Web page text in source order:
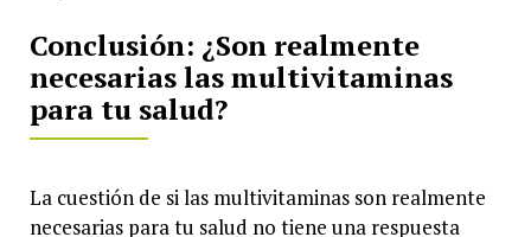
Conclusión: ¿Son realmente
necesarias las multivitaminas
para tu salud?
La cuestión de si las multivitaminas son realmente
necesarias para tu salud no tiene una respuesta